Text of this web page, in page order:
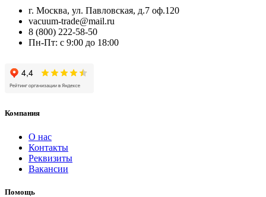
г. Москва, ул. Павловская, д.7 оф.120
vacuum-trade@mail.ru
8 (800) 222-58-50
Пн-Пт: с 9:00 до 18:00
Компания
О нас
Контакты
Реквизиты
Вакансии
Помощь